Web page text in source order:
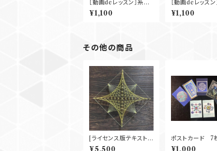
［動画deレッスン］糸か
けベーシック『希望の
泉』
¥1,100
［動画deレッス
けベーシック『願
¥1,100
その他の商品
[ライセンス版テキスト]
糸かけベーシック 『願い
¥5,500
ポストカード 7
ト
¥1,000